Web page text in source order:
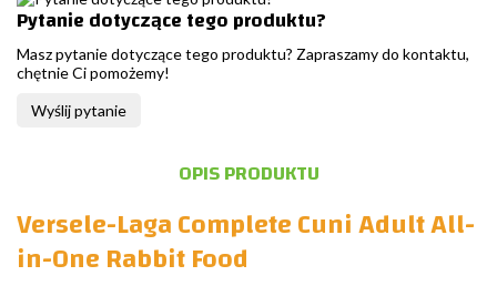
Pytanie dotyczące tego produktu?
Masz pytanie dotyczące tego produktu? Zapraszamy do kontaktu,
chętnie Ci pomożemy!
Wyślij pytanie
OPIS PRODUKTU
Versele-Laga Complete Cuni Adult All-
in-One Rabbit Food